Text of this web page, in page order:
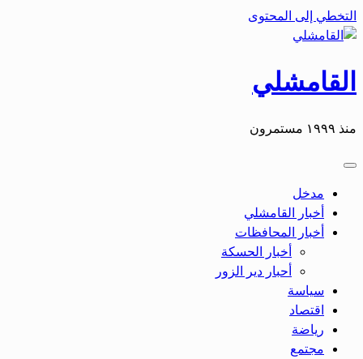
التخطي إلى المحتوى
القامشلي
منذ ١٩٩٩ مستمرون
مدخل
أخبار القامشلي
أخبار المحافظات
أخبار الحسكة
أحبار دير الزور
سياسة
اقتصاد
رياضة
مجتمع